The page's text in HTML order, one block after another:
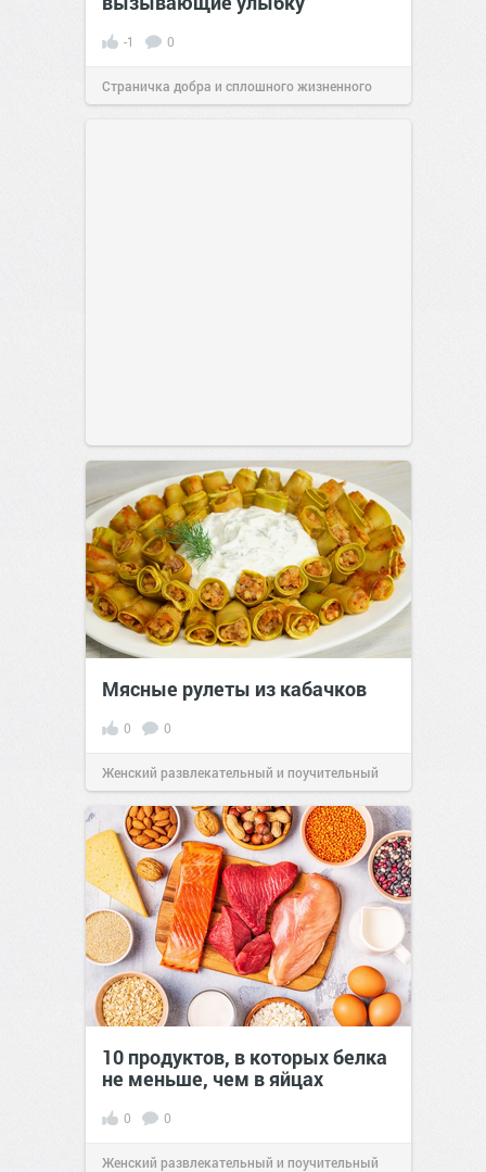
-1 0
Страничка добра и сплошного жизненного
Мясные рулеты из кабачков
0 0
Женский развлекательный и поучительный
сайт.23:41Вчера
10 продуктов, в которых белка
не меньше, чем в яйцах
0 0
Женский развлекательный и поучительный